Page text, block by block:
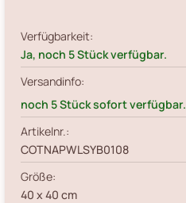
Verfügbarkeit:
Ja, noch 5 Stück verfügbar.
Versandinfo:
noch 5 Stück sofort verfügbar.
Artikelnr.:
COTNAPWLSYB0108
Größe:
40 x 40 cm